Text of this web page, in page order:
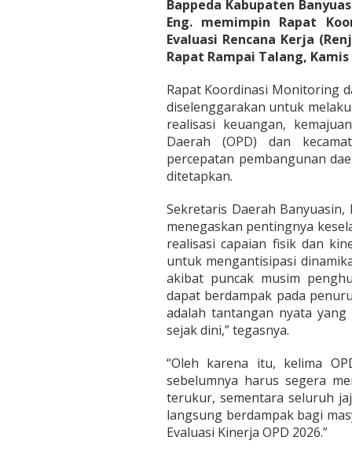
a
r
g
e
A
k
h
i
r
T
n
Bappeda Kabupaten
Eng. memimpin Rapat
Evaluasi Rencana Kerja
Rapat Rampai Talang, Kamis
Rapat Koordinasi Monitoring
diselenggarakan untuk
realisasi keuangan,
Daerah (OPD) dan
percepatan pembangunan
ditetapkan.
Sekretaris Daerah Banyuasin,
menegaskan pentingnya
realisasi capaian fisik dan
untuk mengantisipasi
akibat puncak musim
dapat berdampak pada
adalah tantangan nyata
sejak dini,” tegasnya.
“Oleh karena itu, kelima
sebelumnya harus segera
terukur, sementara seluruh
langsung berdampak bagi
Evaluasi Kinerja OPD 2026.”